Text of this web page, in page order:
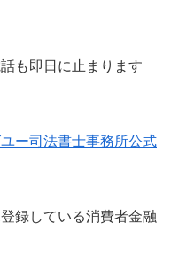
も即日に止まります
ー司法書士事務所公式
録している消費者金融